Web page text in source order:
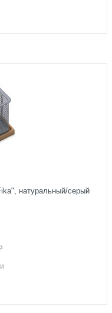
натуральный/серый